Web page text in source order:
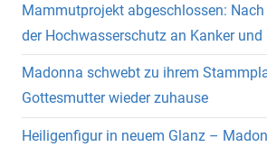
Mammutprojekt abgeschlossen:
der Hochwasserschutz an Kanker und
Madonna schwebt zu ihrem
Gottesmutter wieder zuhause
Heiligenfigur in neuem Glanz –